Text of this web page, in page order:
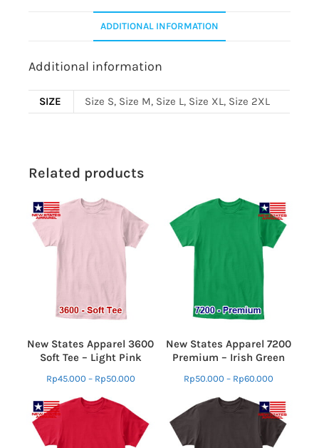
ADDITIONAL INFORMATION
Additional information
SIZE Size S, Size M, Size L, Size XL, Size 2XL
Related products
New States Apparel 3600
Soft Tee – Light Pink
Rp45.000 – Rp50.000
New States Apparel 7200
Premium – Irish Green
Rp50.000 – Rp60.000